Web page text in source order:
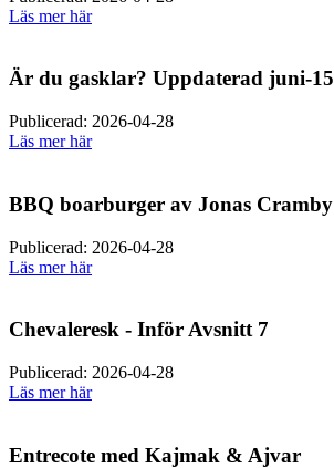
Läs mer här
Är du gasklar? Uppdaterad juni-15
Publicerad: 2026-04-28
Läs mer här
BBQ boarburger av Jonas Cramby
Publicerad: 2026-04-28
Läs mer här
Chevaleresk - Inför Avsnitt 7
Publicerad: 2026-04-28
Läs mer här
Entrecote med Kajmak & Ajvar